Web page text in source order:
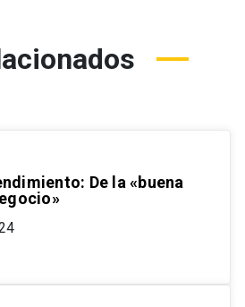
De la «buena